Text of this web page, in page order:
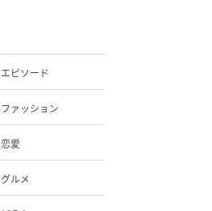
エピソード
ファッション
恋愛
グルメ